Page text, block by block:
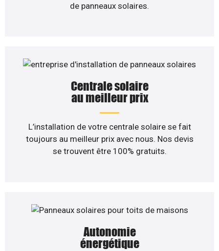
de panneaux solaires.
Centrale solaire
au meilleur prix
L’installation de votre centrale solaire se fait
toujours au meilleur prix avec nous. Nos devis
se trouvent être 100% gratuits.
Autonomie
énergétique